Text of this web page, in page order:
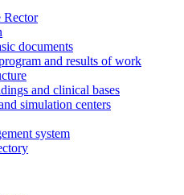
Rector
documents
and results of work
and clinical bases
simulation centers
system